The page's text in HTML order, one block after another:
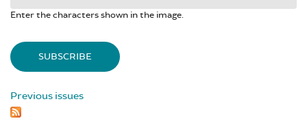
Enter the characters shown in the image.
Previous issues